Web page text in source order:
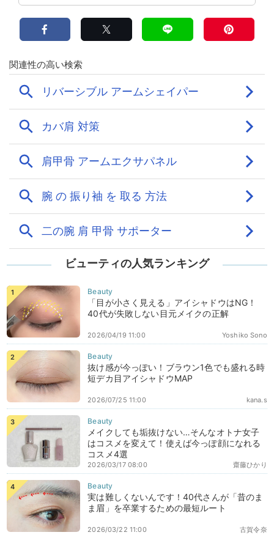
ビューティの人気ランキング
「目が小さく見える」アイシャドウはNG！
40代が失敗しない目元メイクの正解
Yoshiko Sono
2026/04/19 11:00
抜け感が今っぽい！ブラウン1色でも盛れる時
短デカ目アイシャドウMAP
kana.s
2026/07/25 11:00
メイクしても垢抜けない…そんなオトナ女子
はコスメを変えて！使えば今っぽ顔になれる
コスメ4選
齋藤ひかり
2026/03/17 08:00
実は難しくないんです！40代さんが「昔のま
ま眉」を卒業するための最短ルート
古賀令奈
2026/03/22 11:00